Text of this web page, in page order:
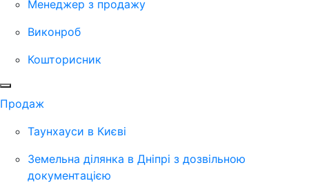
Менеджер з продажу
Виконроб
Кошторисник
Продаж
Таунхауси в Києві
Земельна ділянка в Дніпрі з дозвільною
документацією